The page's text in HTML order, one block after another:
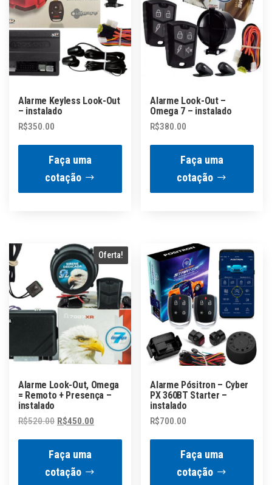
Alarme Keyless Look-Out
– instalado
R$350.00
Faça uma
cotação
Alarme Look-Out –
Omega 7 – instalado
R$380.00
Faça uma
cotação
Oferta!
Alarme Look-Out, Omega
= Remoto + Presença –
instalado
R$520.00 O
original
era:
R$520.00.
R$450.00
Faça uma
cotação
Alarme Pósitron – Cyber
PX 360BT Starter –
instalado
R$700.00
Faça uma
cotação